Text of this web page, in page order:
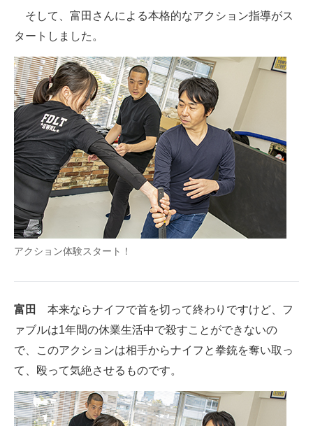
そして、富田さんによる本格的なアクション指導がス
タートしました。
アクション体験スタート！
富田
本来ならナイフで首を切って終わりですけど、フ
ァブルは1年間の休業生活中で殺すことができないの
で、このアクションは相手からナイフと拳銃を奪い取っ
て、殴って気絶させるものです。